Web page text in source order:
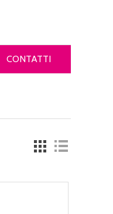
CONTATTI